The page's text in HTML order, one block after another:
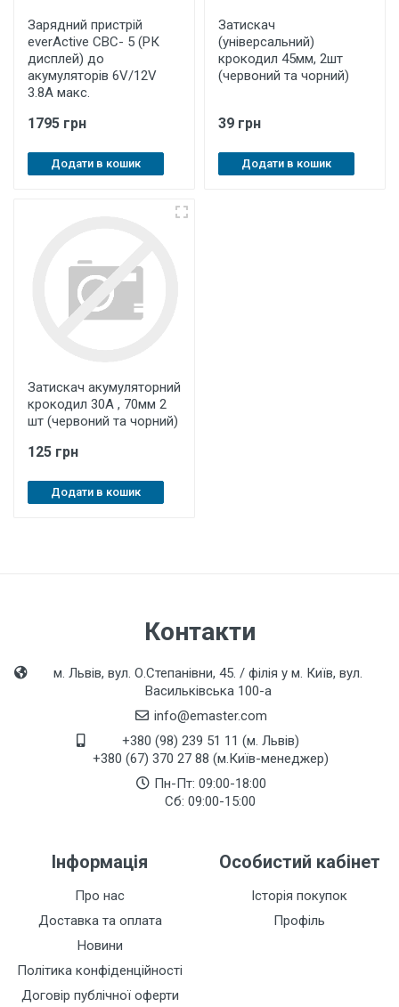
Зарядний пристрій
everActive CBC- 5 (РК
дисплей) до
акумуляторів 6V/12V
3.8А макс.
1795 грн
Додати в кошик
Затискач
(універсальний)
крокодил 45мм, 2шт
(червоний та чорний)
39 грн
Додати в кошик
Затискач акумуляторний
крокодил 30А , 70мм 2
шт (червоний та чорний)
125 грн
Додати в кошик
Контакти
м. Львів, вул. О.Степанівни, 45. / філія у м. Київ, вул.
Васильківська 100-а
info@emaster.com
+380 (98) 239 51 11 (м. Львів)
+380 (67) 370 27 88 (м.Київ-менеджер)
Пн-Пт: 09:00-18:00
Сб: 09:00-15:00
Інформація
Про нас
Доставка та оплата
Новини
Політика конфіденційності
Договір публічної оферти
Особистий кабінет
Історія покупок
Профіль